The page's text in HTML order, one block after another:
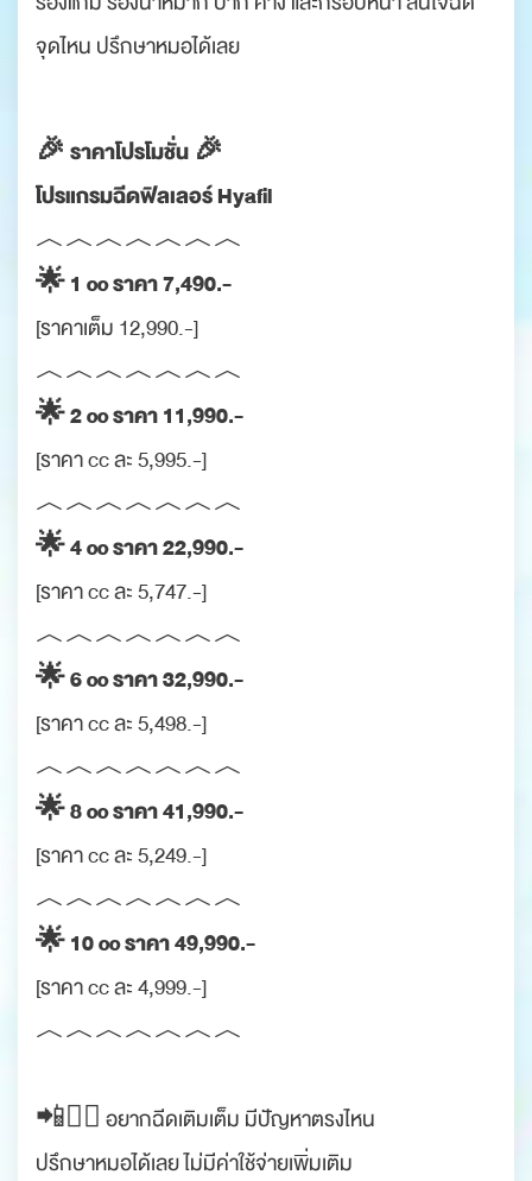
จุดไหน ปรึกษาหมอได้เลย
🎉 ราคาโปรโมชั่น 🎉
โปรแกรมฉีดฟิลเลอร์ Hyafil
︿︿︿︿︿︿︿
🌟 1 cc ราคา 7,490.-
[ราคาเต็ม 12,990.-]
︿︿︿︿︿︿︿
🌟 2 cc ราคา 11,990.-
[ราคา cc ละ 5,995.-]
︿︿︿︿︿︿︿
🌟 4 cc ราคา 22,990.-
[ราคา cc ละ 5,747.-]
︿︿︿︿︿︿︿
🌟 6 cc ราคา 32,990.-
[ราคา cc ละ 5,498.-]
︿︿︿︿︿︿︿
🌟 8 cc ราคา 41,990.-
[ราคา cc ละ 5,249.-]
︿︿︿︿︿︿︿
🌟 10 cc ราคา 49,990.-
[ราคา cc ละ 4,999.-]
︿︿︿︿︿︿︿
📲👨‍⚕ อยากฉีดเติมเต็ม มีปัญหาตรงไหน
ปรึกษาหมอได้เลย ไม่มีค่าใช้จ่ายเพิ่มเติม